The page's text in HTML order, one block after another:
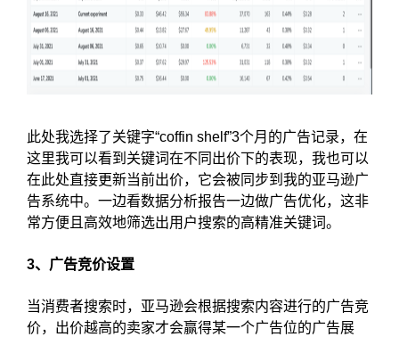
此处我选择了关键字“coffin shelf”3个月的广告记录，在
这里我可以看到关键词在不同出价下的表现，我也可以
在此处直接更新当前出价，它会被同步到我的亚马逊广
告系统中。一边看数据分析报告一边做广告优化，这非
常方便且高效地筛选出用户搜索的高精准关键词。
3、广告竞价设置
当消费者搜索时，亚马逊会根据搜索内容进行的广告竞
价，出价越高的卖家才会赢得某一个广告位的广告展